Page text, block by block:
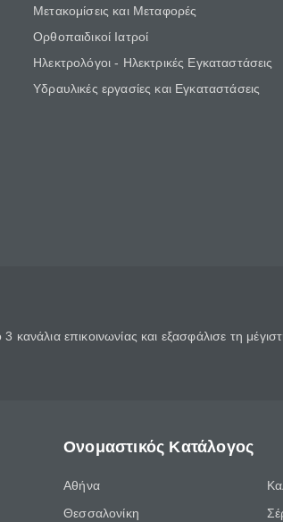
Μετακομίσεις και Μεταφορές
Ορθοπαιδικοί Ιατροί
Ηλεκτρολόγοι - Ηλεκτρικές Εγκαταστάσεις
Υδραυλικές εργασίες και Εγκαταστάσεις
επικοινωνίας και εξασφάλισε τη
Ονομαστικός Κατάλογος
Αθήνα
Θεσσαλονίκη